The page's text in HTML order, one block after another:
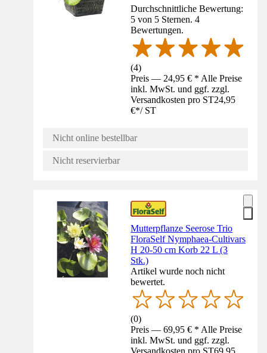
Durchschnittliche Bewertung:
5 von 5 Sternen. 4
Bewertungen.
(4)
Preis — 24,95 € * Alle Preise
inkl. MwSt. und ggf. zzgl.
Versandkosten pro ST24,95
€*/ ST
Nicht online bestellbar
Nicht reservierbar
Mutterpflanze Seerose Trio
FloraSelf Nymphaea-Cultivars
H 20-50 cm Korb 22 L (3
Stk.)
Artikel wurde noch nicht
bewertet.
(0)
Preis — 69,95 € * Alle Preise
inkl. MwSt. und ggf. zzgl.